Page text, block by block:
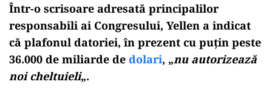
Într-o scrisoare adresată principalilor
responsabili ai Congresului, Yellen a indicat
că plafonul datoriei, în prezent cu puţin peste
36.000 de miliarde de dolari, „nu autorizează
noi cheltuieli„.